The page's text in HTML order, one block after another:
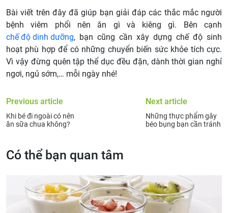
Bài viết trên đây đã giúp bạn giải đáp các thắc mắc người
bệnh viêm phổi nên ăn gì và kiêng gì. Bên cạnh
chế độ dinh dưỡng, bạn cũng cần xây dựng chế độ sinh
hoạt phù hợp để có những chuyển biến sức khỏe tích cực.
Vì vậy đừng quên tập thể dục đều đặn, dành thời gian nghỉ
ngơi, ngủ sớm,… mỗi ngày nhé!
Previous article
Khi bé đi ngoài có nên
ăn sữa chua không?
Next article
Những thực phẩm gây
béo bụng bạn cần tránh
Có thể bạn quan tâm